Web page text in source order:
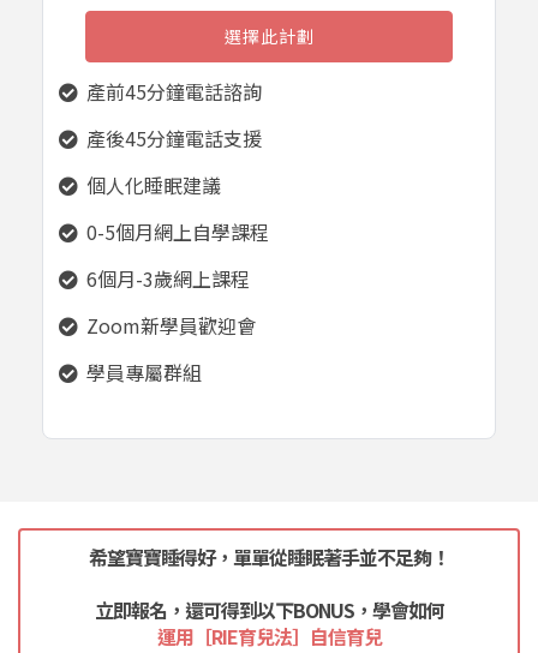
選擇此計劃
產前45分鐘電話諮詢
產後45分鐘電話支援
個人化睡眠建議
0-5個月網上自學課程
6個月-3歲網上課程
Zoom新學員歡迎會
學員專屬群組
希望寶寶睡得好，單單從睡眠著手並不足夠！
立即報名，還可得到以下BONUS，學會如何
運用［RIE育兒法］自信育兒